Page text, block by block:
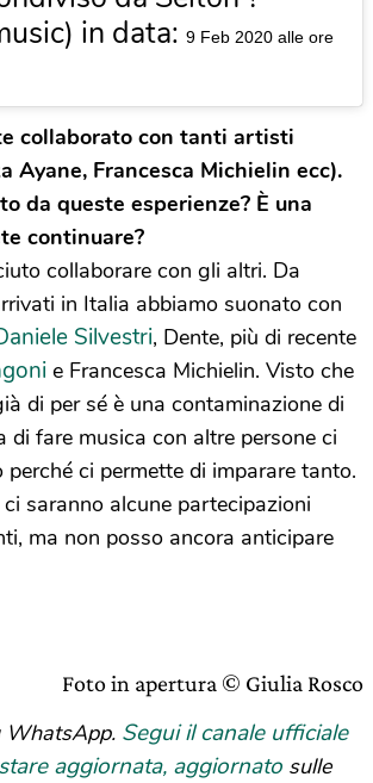
in data: 9 Feb 2020 alle ore
collaborato con tanti artisti
Ayane, Francesca Michielin ecc).
da queste esperienze? È una
continuare?
collaborare con gli altri. Da
in Italia abbiamo suonato con
Silvestri, Dente, più di recente
e Francesca Michielin. Visto che
di per sé è una contaminazione di
di fare musica con altre persone ci
ci permette di imparare tanto.
saranno alcune partecipazioni
ma non posso ancora anticipare
Foto in apertura © Giulia Rosco
WhatsApp. Segui il canale ufficiale
aggiornata, aggiornato sulle